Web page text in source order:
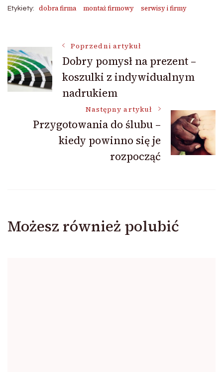
Etykiety: dobra firma montaż firmowy serwisy i firmy
Nawigacja
wpisu
Poprzedni artykuł
Dobry pomysł na prezent –
koszulki z indywidualnym
nadrukiem
Następny artykuł
Przygotowania do ślubu –
kiedy powinno się je
rozpocząć
Możesz również polubić